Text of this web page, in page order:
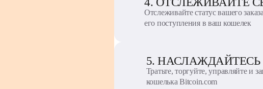
Отслеживайте статус вашего
его поступления в ваш кошелек
5.
Тратьте, торгуйте, управляйте
кошелька Bitcoin.com